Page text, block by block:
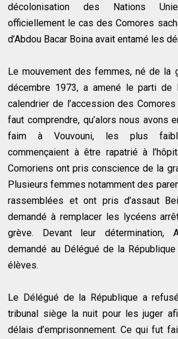
décolonisation des Nations
officiellement le cas des Comores
d’Abdou Bacar Boina avait entamé les
Le mouvement des femmes, né de la
décembre 1973, a amené le parti de
calendrier de l’accession des Comores
faut comprendre, qu’alors nous avons
faim à Vouvouni, les plus
commençaient à être rapatrié à
Comoriens ont pris conscience de la
Plusieurs femmes notamment des
rassemblées et ont pris d’assaut
demandé à remplacer les lycéens
grève. Devant leur détermination,
demandé au Délégué de la
élèves.
Le Délégué de la République a
tribunal siège la nuit pour les juger
délais d’emprisonnement. Ce qui fut